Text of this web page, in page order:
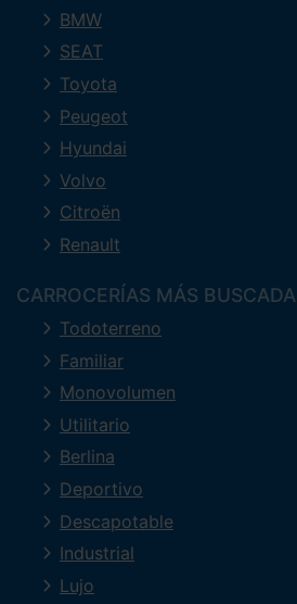
BMW
SEAT
Toyota
Peugeot
Hyundai
Volvo
Citroën
Renault
CARROCERÍAS MÁS
Todoterreno
Familiar
Monovolumen
Utilitario
Berlina
Deportivo
Descapotable
Industrial
Lujo